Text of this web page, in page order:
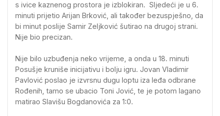
s ivice kaznenog prostora je izblokiran. Sljedeći je u 6.
minuti prijetio Arijan Brković, ali također bezuspješno, da
bi minut poslije Samir Zeljković šutirao na drugoj strani.
Nije bio precizan.
Nije bilo uzbuđenja neko vrijeme, a onda u 18. minuti
Posušje kruniše inicijativu i bolju igru. Jovan Vladimir
Pavlović poslao je izvrsnu dugu loptu iza leđa odbrane
Rođenih, tamo se ubacio Toni Jović, te je potom lagano
matirao Slavišu Bogdanovića za 1:0.